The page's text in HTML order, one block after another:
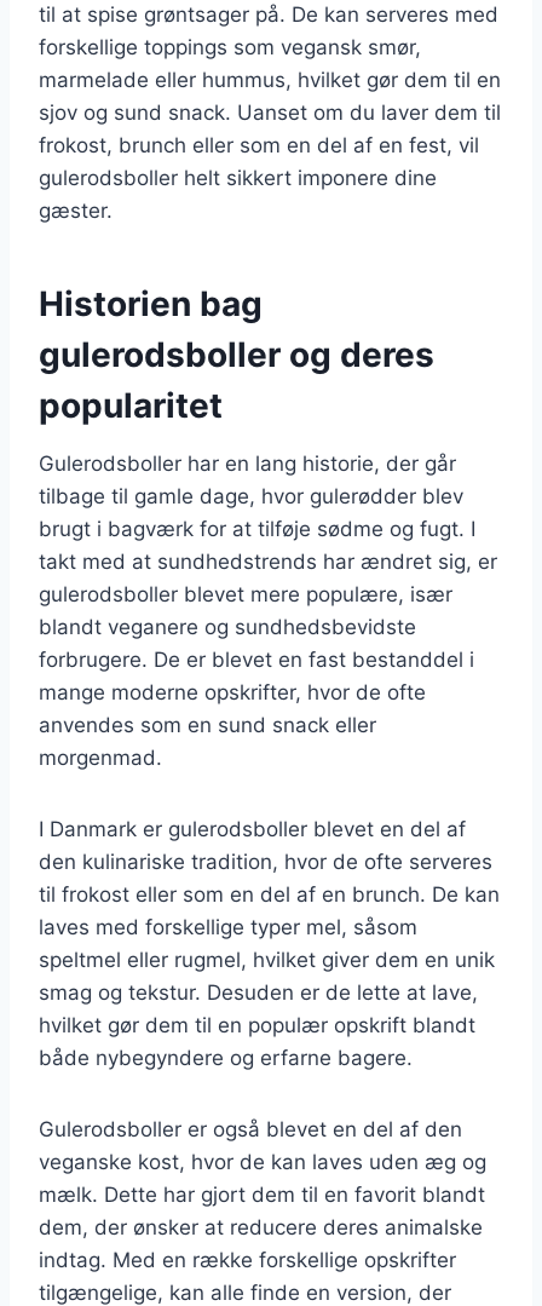
til at spise grøntsager på. De kan serveres med
forskellige toppings som vegansk smør,
marmelade eller hummus, hvilket gør dem til en
sjov og sund snack. Uanset om du laver dem til
frokost, brunch eller som en del af en fest, vil
gulerodsboller helt sikkert imponere dine
gæster.
Historien bag
gulerodsboller og deres
popularitet
Gulerodsboller har en lang historie, der går
tilbage til gamle dage, hvor gulerødder blev
brugt i bagværk for at tilføje sødme og fugt. I
takt med at sundhedstrends har ændret sig, er
gulerodsboller blevet mere populære, især
blandt veganere og sundhedsbevidste
forbrugere. De er blevet en fast bestanddel i
mange moderne opskrifter, hvor de ofte
anvendes som en sund snack eller
morgenmad.
I Danmark er gulerodsboller blevet en del af
den kulinariske tradition, hvor de ofte serveres
til frokost eller som en del af en brunch. De kan
laves med forskellige typer mel, såsom
speltmel eller rugmel, hvilket giver dem en unik
smag og tekstur. Desuden er de lette at lave,
hvilket gør dem til en populær opskrift blandt
både nybegyndere og erfarne bagere.
Gulerodsboller er også blevet en del af den
veganske kost, hvor de kan laves uden æg og
mælk. Dette har gjort dem til en favorit blandt
dem, der ønsker at reducere deres animalske
indtag. Med en række forskellige opskrifter
tilgængelige, kan alle finde en version, der